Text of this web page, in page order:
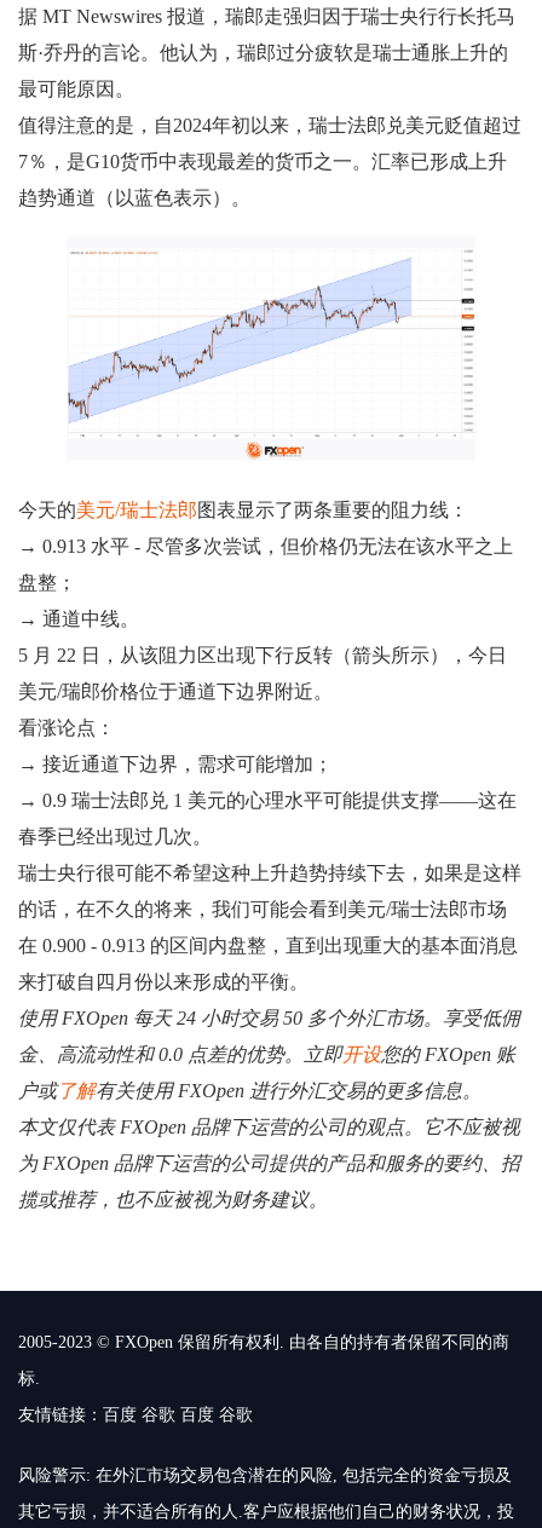
据 MT Newswires 报道，瑞郎走强归因于瑞士央行行长托马
斯·乔丹的言论。他认为，瑞郎过分疲软是瑞士通胀上升的
最可能原因。
值得注意的是，自2024年初以来，瑞士法郎兑美元贬值超过
7％，是G10货币中表现最差的货币之一。汇率已形成上升
趋势通道（以蓝色表示）。
今天的美元/瑞士法郎图表显示了两条重要的阻力线：
→ 0.913 水平 - 尽管多次尝试，但价格仍无法在该水平之上
盘整；
→ 通道中线。
5 月 22 日，从该阻力区出现下行反转（箭头所示），今日
美元/瑞郎价格位于通道下边界附近。
看涨论点：
→ 接近通道下边界，需求可能增加；
→ 0.9 瑞士法郎兑 1 美元的心理水平可能提供支撑——这在
春季已经出现过几次。
瑞士央行很可能不希望这种上升趋势持续下去，如果是这样
的话，在不久的将来，我们可能会看到美元/瑞士法郎市场
在 0.900 - 0.913 的区间内盘整，直到出现重大的基本面消息
来打破自四月份以来形成的平衡。
使用 FXOpen 每天 24 小时交易 50 多个外汇市场。享受低佣
金、高流动性和 0.0 点差的优势。立即开设您的 FXOpen 账
户或了解有关使用 FXOpen 进行外汇交易的更多信息。
本文仅代表 FXOpen 品牌下运营的公司的观点。它不应被视
为 FXOpen 品牌下运营的公司提供的产品和服务的要约、招
揽或推荐，也不应被视为财务建议。
2005-2023 © FXOpen 保留所有权利. 由各自的持有者保留不同的商
标.
友情链接： 百度 谷歌 百度 谷歌
风险警示: 在外汇市场交易包含潜在的风险, 包括完全的资金亏损及
其它亏损，并不适合所有的人.客户应根据他们自己的财务状况，投